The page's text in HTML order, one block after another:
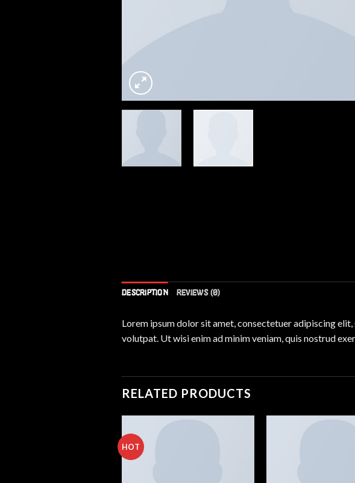
DESCRIPTION REVIEWS (0)
Lorem ipsum dolor sit amet, consectetuer adipiscing
volutpat. Ut wisi enim ad minim veniam, quis nostrud
RELATED PRODUCTS
HOT